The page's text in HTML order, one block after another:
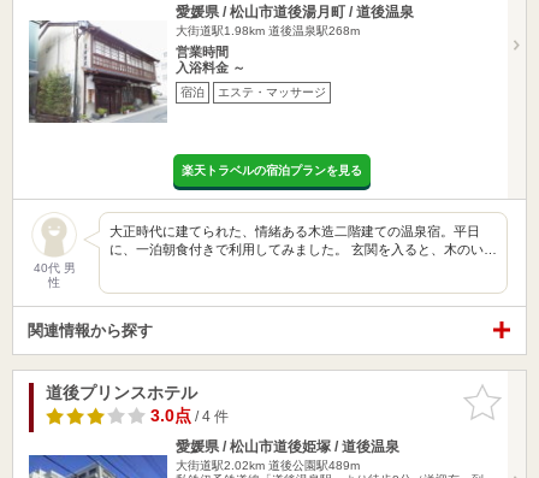
愛媛県 / 松山市道後湯月町 / 道後温泉
大街道駅1.98km 道後温泉駅268m
営業時間
入浴料金 ～
宿泊 エステ・マッサージ
楽天トラベルの宿泊プランを見る
40代 男
性
大正時代に建てられた、情緒ある木造二階建ての温泉宿。平日
に、一泊朝食付きで利用してみました。 玄関を入ると、木のい…
関連情報から探す
お気に入
りに追加
道後プリンスホテル
3.0点/ 4 件
愛媛県 / 松山市道後姫塚 / 道後温泉
大街道駅2.02km 道後公園駅489m